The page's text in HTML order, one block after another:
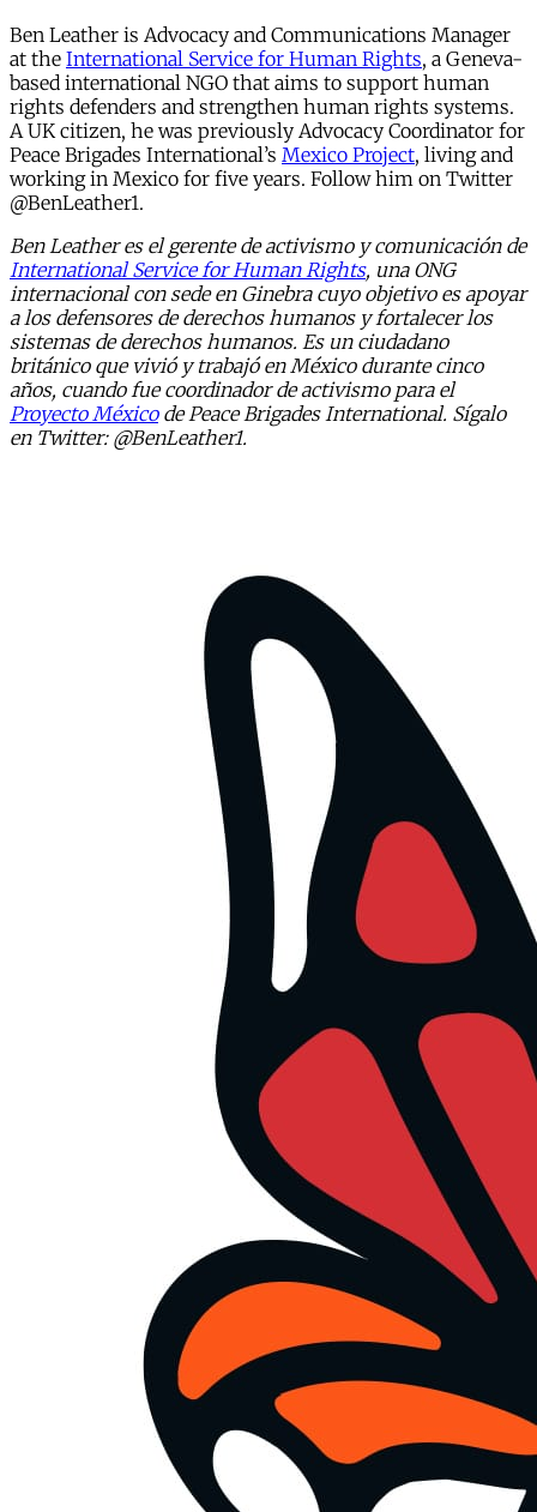
Ben Leather is Advocacy and Communications Manager
at the International Service for Human Rights, a Geneva-
based international NGO that aims to support human
rights defenders and strengthen human rights systems.
A UK citizen, he was previously Advocacy Coordinator for
Peace Brigades International’s Mexico Project, living and
working in Mexico for five years. Follow him on Twitter
@BenLeather1.
Ben Leather es el gerente de activismo y comunicación de
International Service for Human Rights, una ONG
internacional con sede en Ginebra cuyo objetivo es apoyar
a los defensores de derechos humanos y fortalecer los
sistemas de derechos humanos. Es un ciudadano
británico que vivió y trabajó en México durante cinco
años, cuando fue coordinador de activismo para el
Proyecto Méxicode Peace Brigades International. Sígalo
en Twitter: @BenLeather1.